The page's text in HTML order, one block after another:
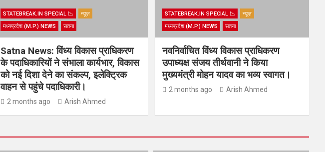
STATEBREAK.IN SPECIAL 📉
न्यूज़
मध्यप्रदेश (M.P.) NEWS
सतना
Satna News: विंध्य विकास प्राधिकरण
के पदाधिकारियों ने संभाला कार्यभार, विकास
को नई दिशा देने का संकल्प, इलेक्ट्रिक
वाहन से पहुंचे पदाधिकारी।
2 months ago Arish Ahmed
STATEBREAK.IN SPECIAL 📉
न्यूज़
मध्यप्रदेश (M.P.) NEWS
सतना
नवनिर्वाचित विंध्य विकास प्राधिकरण
उपाध्यक्ष संजय तीर्थवानी ने किया
मुख्यमंत्री मोहन यादव का भव्य स्वागत।
2 months ago Arish Ahmed